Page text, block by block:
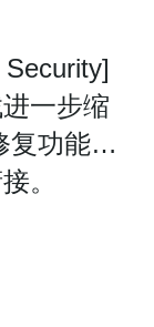
一步缩
复功能…
。